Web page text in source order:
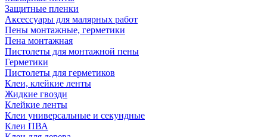
Защитные пленки
Аксессуары для малярных работ
Пены монтажные, герметики
Пена монтажная
Пистолеты для монтажной пены
Герметики
Пистолеты для герметиков
Клеи, клейкие ленты
Жидкие гвозди
Клейкие ленты
Клеи универсальные и секундные
Клеи ПВА